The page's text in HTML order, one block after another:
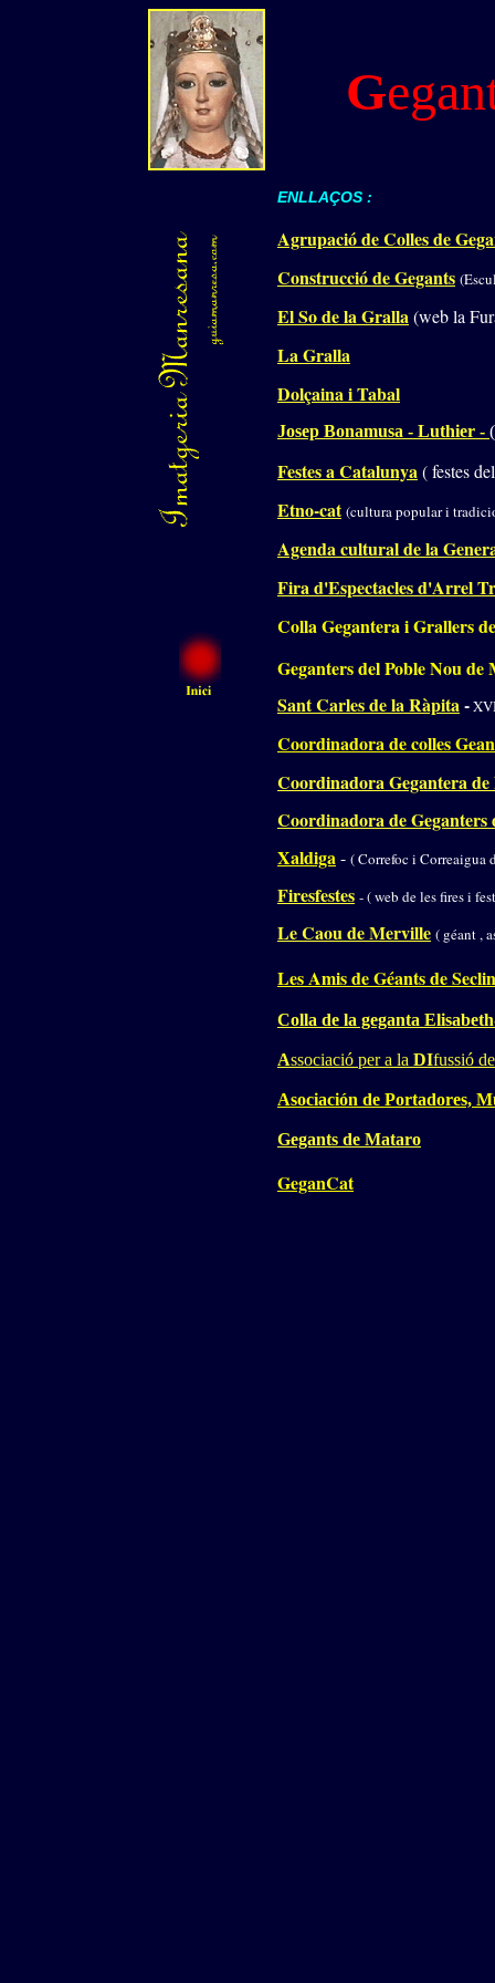
G
ENLLAÇOS :
Agrupació de Colles de
Construcció de Gegants
El So de la Gralla(web la
La Gralla
Dolçaina i Tabal
Josep Bonamusa - Luthier -
Festes a Catalunya( festes
Etno-cat (cultura popular i
Agenda cultural de la
Fira d'Espectacles d'Arrel
Colla Gegantera i Grallers
Geganters del Poble Nou de
Sant Carles de la Ràpita-
Coordinadora de colles
Coordinadora Gegantera
Coordinadora de Geganters
Xaldiga- ( Correfoc i Correaigua
Firesfestes - ( web de les fires i
Le Caou de Merville ( géant ,
Les Amis de Géants de Seclin
Colla de la geganta
Associació per a la DIfussió
Asociación de Portadores,
Gegants de Mataro
GeganCat